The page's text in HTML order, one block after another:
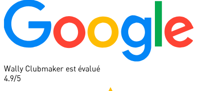
Wally Clubmaker est évalué
4.9/5